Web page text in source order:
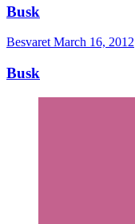
Busk
BesvaretMarch 16, 2012
Busk